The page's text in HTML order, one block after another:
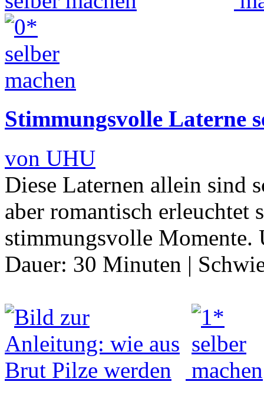
Stimmungsvolle Laterne
von UHU
Diese Laternen allein sind
aber romantisch erleuchtet
stimmungsvolle
Dauer: 30 Minuten |